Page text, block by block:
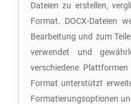
Dateien zu erstellen,
Format. DOCX-Dateien
Bearbeitung und zum
verwendet und
verschiedene
Format unterstützt
Formatierungsoptionen